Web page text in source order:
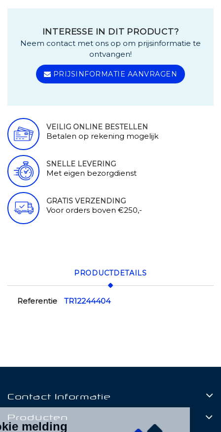
INTERESSE IN DIT PRODUCT?
Neem contact met ons op om prijsinformatie te
ontvangen!
PRIJSINFORMATIE AANVRAGEN
VEILIG ONLINE BESTELLEN
Betalen op rekening mogelijk
SNELLE LEVERING
Met eigen bezorgdienst
GRATIS VERZENDING
Voor orders boven €250,-
PRODUCTDETAILS
Referentie TR12244404
Contact Informatie
Producten
Cookie melding